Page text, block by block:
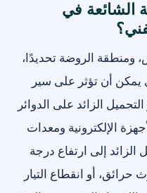
الشائعة في
ومنطقة الروضة تحديدًا،
يمكن أن تؤثر على سير
الزائد على الدوائر
الإلكترونية ومعدات
الزائد إلى ارتفاع درجة
أو انقطاع التيار